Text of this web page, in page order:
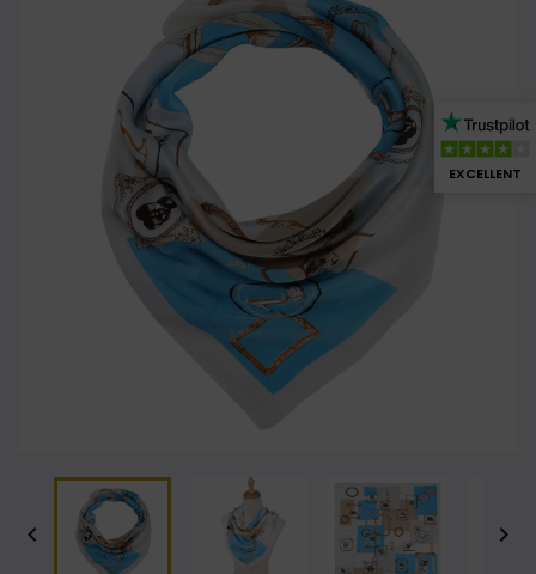
EXCELLENT
 